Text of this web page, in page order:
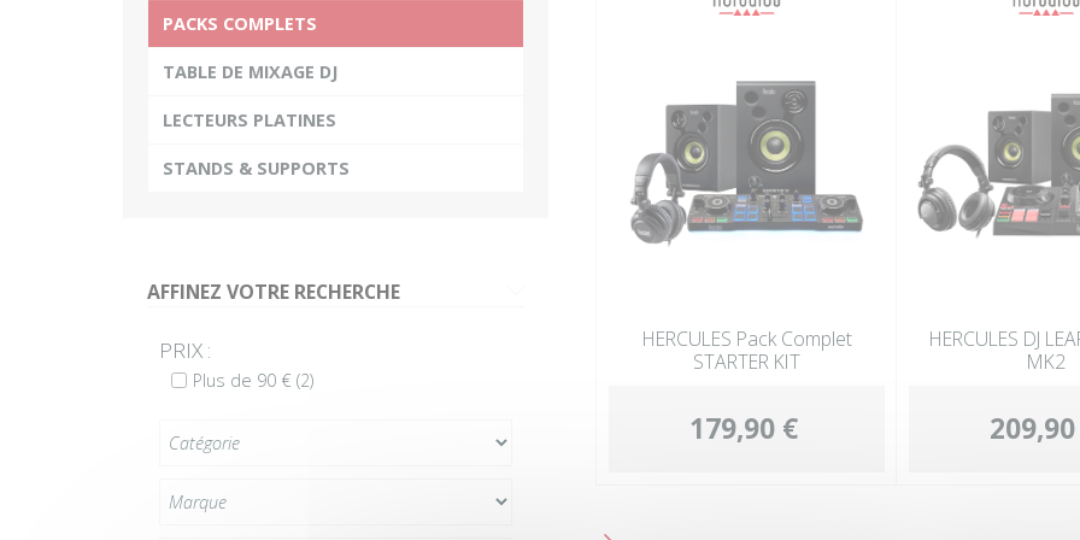
Plus
HERCULES Pack Complet
STARTER KIT
179,90 €
HERCULES DJ
MK2
PACKS COMPLETS
TABLE DE MIXAGE DJ
LECTEURS PLATINES
STANDS & SUPPORTS
AFFINEZ VOTRE RECHERCHE
PRIX :
Plus de 90 € (2)